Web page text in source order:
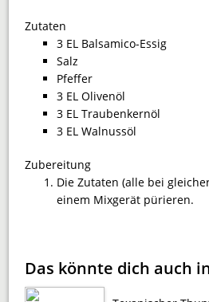
Zutaten
3 EL Balsamico-Essig
Salz
Pfeffer
3 EL Olivenöl
3 EL Traubenkernöl
3 EL Walnussöl
Zubereitung
Die Zutaten (alle bei
einem Mixgerät pürieren.
Das könnte dich auch